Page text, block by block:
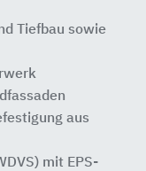
Tiefbau sowie
aus
mit EPS-